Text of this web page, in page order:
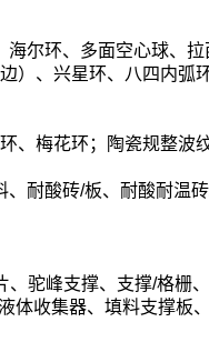
海尔环、多面空心球、
、兴星环、八四内弧
、梅花环；陶瓷规整波纹
耐酸砖/板、耐酸耐温
驼峰支撑、支撑/格栅
收集器、填料支撑板